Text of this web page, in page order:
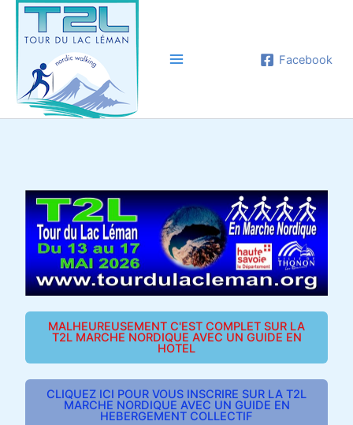
Aller
contenu
Facebook
MALHEUREUSEMENT C'EST COMPLET SUR LA
T2L MARCHE NORDIQUE AVEC UN GUIDE EN
HOTEL
CLIQUEZ ICI POUR VOUS INSCRIRE SUR LA T2L
MARCHE NORDIQUE AVEC UN GUIDE EN
HEBERGEMENT COLLECTIF